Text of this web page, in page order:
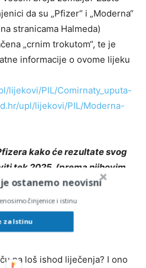
da su „Pfizer“ i „Moderna“
stranicama Halmeda)
„crnim trokutom“, te je
informacije o ovome lijeku
lijekovi/PIL/Comirnaty_uputa-
upl/lijekovi/PIL/Moderna-
kako će rezultate svog
tek 2025. (prema njihovim
o broju oboljelih, broju
broju umrlih nema detaljnih
na loš ishod liječenja? I ono
ostanemo neovisni
činjenice i istinu
za Istinu